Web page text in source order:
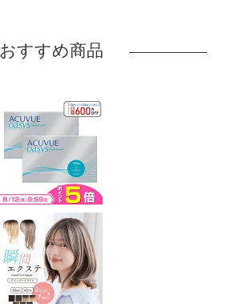
おすすめ商品